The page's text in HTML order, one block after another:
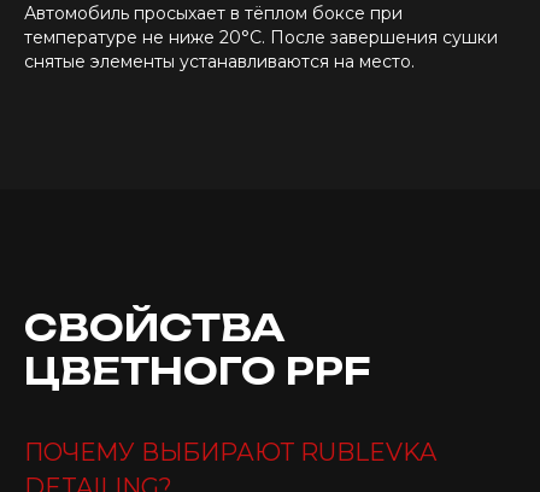
Автомобиль просыхает в тёплом боксе при
температуре не ниже 20°C. После завершения сушки
снятые элементы устанавливаются на место.
СВОЙСТВА
ЦВЕТНОГО PPF
ПОЧЕМУ ВЫБИРАЮТ RUBLEVKA